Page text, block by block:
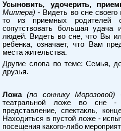
Усыновить, удочерить,
Миллера) - Видеть во сне своего
то из приемных родителей
сопутствовать большая
людей. Видеть во сне, что Вы
ребенка, означает, что Вам
места жительства.
Другие слова по теме:Семья,
друзья.
Ложа (по соннику Морозовой)
театральной ложе во сне -
представление, спектакль,
Находиться в пустой ложе -
посещения какого-либо